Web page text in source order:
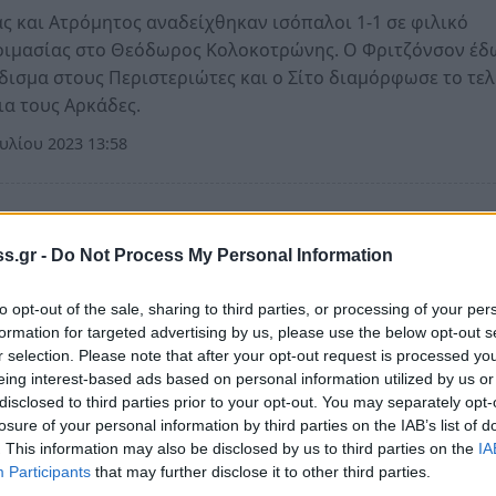
- Do Not Process My Personal Information
opt-out of the sale, sharing to third parties, or processing of your
for targeted advertising by us, please use the below opt-out
selection. Please note that after your opt-out request is processed
interest-based ads based on personal information utilized by us
to third parties prior to your opt-out. You may separately
of your personal information by third parties on the IAB’s list of
This information may also be disclosed by us to third parties on the
Participants that may further disclose it to other third parties.
και Ατρόμητος αναδείχθηκαν ισόπαλοι 1-1 σε φιλικό
στο Θεόδωρος Κολοκοτρώνης. Ο Φριτζόνσον
στους Περιστεριώτες και ο Σίτο διαμόρφωσε το
τους Αρκάδες.
2023 13:58
Τρίπολης - Ατρόμητος 1-1: «Φιλική»
προηγήθηκαν με γκολ του Κιάρτανσον στο
Τρίπολης ισοφάρισε με γκολ του Μπαράλες στις
2022 19:03